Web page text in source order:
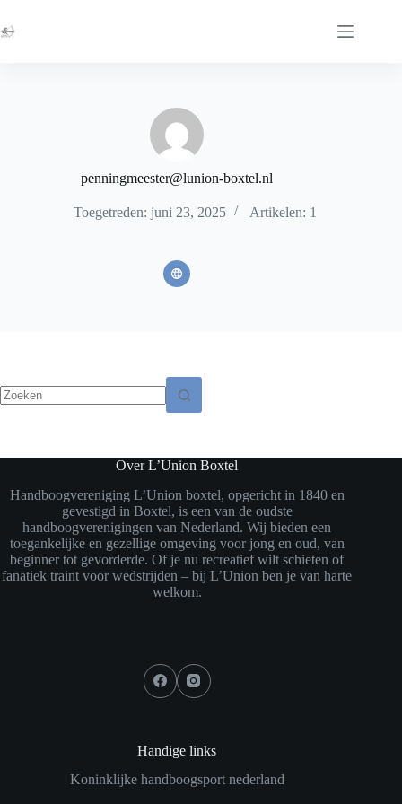
naar
de
penningmeester@lunion-boxtel.nl
Toegetreden: juni 23, 2025 Artikelen: 1
Over L’Union Boxtel
Handboogvereniging L’Union boxtel, opgericht in 1840 en
gevestigd in Boxtel, is een van de oudste
handboogverenigingen van Nederland. Wij bieden een
toegankelijke en gezellige omgeving voor jong en oud, van
beginner tot gevorderde. Of je nu recreatief wilt schieten of
fanatiek traint voor wedstrijden – bij L’Union ben je van harte
welkom.
Handige links
Koninklijke handboogsport nederland